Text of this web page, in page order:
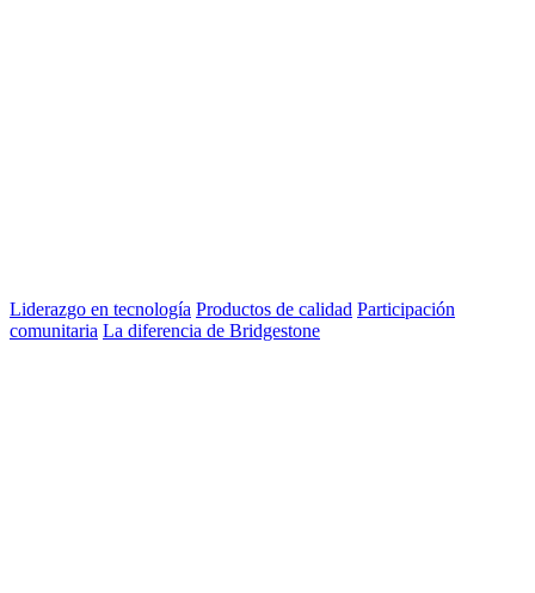
Liderazgo en tecnología Productos de calidad Participación
comunitaria La diferencia de Bridgestone